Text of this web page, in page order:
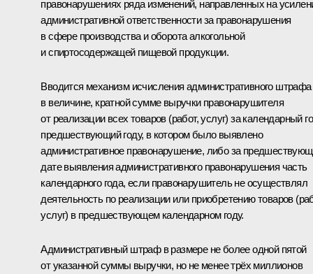
правонарушениях ряда изменений, направленных на
административной ответственности за правонарушения
в сфере производства и оборота алкогольной
и спиртосодержащей пищевой продукции.
Вводится механизм исчисления административного штрафа
в величине, кратной сумме выручки правонарушителя
от реализации всех товаров (работ, услуг) за календарный
предшествующий году, в котором было выявлено
административное правонарушение, либо за
дате выявления административного правонарушения часть
календарного года, если правонарушитель не осуществлял
деятельность по реализации или приобретению товаров
услуг) в предшествующем календарном году.
Административный штраф в размере не более одной пятой
от указанной суммы выручки, но не менее трёх миллионов